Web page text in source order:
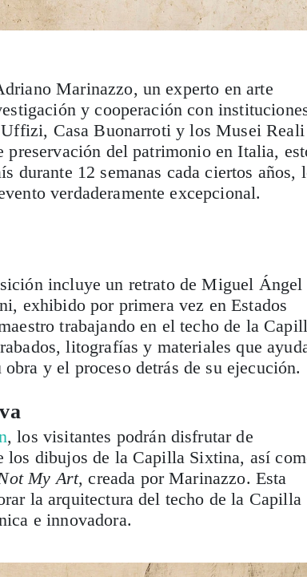
Marinazzo, un experto en arte
y cooperación con
Casa Buonarroti y los Musei Reali
del patrimonio en Italia,
durante 12 semanas cada ciertos años,
verdaderamente excepcional.
incluye un retrato de Miguel Ángel
exhibido por primera vez en Estados
trabajando en el techo de la
litografías y materiales que
y el proceso detrás de su ejecución.
, los visitantes podrán disfrutar de
los dibujos de la Capilla Sixtina, así
My Art, creada por Marinazzo. Esta
la arquitectura del techo de la Capilla
e innovadora.